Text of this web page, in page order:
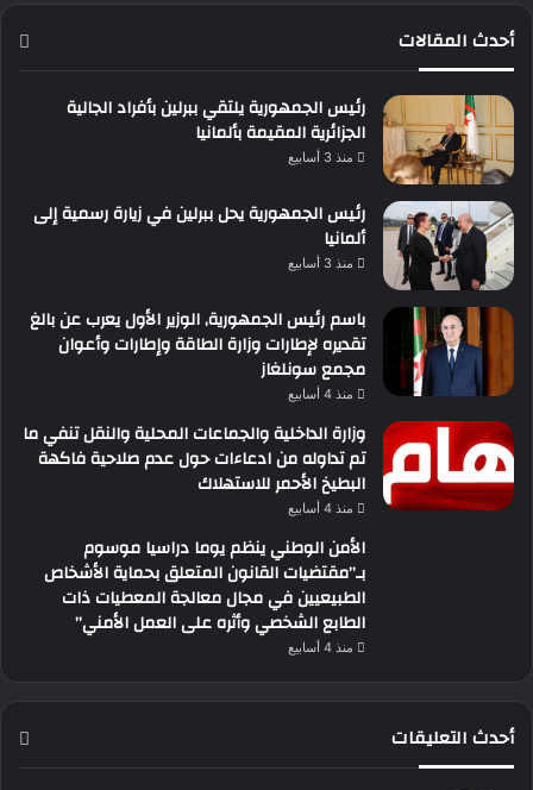
أحدث المقالات
رئيس الجمهورية يلتقي ببرلين بأفراد الجالية
الجزائرية المقيمة بألمانيا
منذ 3 أسابيع
رئيس الجمهورية يحل ببرلين في زيارة رسمية إلى
ألمانيا
منذ 3 أسابيع
باسم رئيس الجمهورية, الوزير الأول يعرب عن بالغ
تقديره لإطارات وزارة الطاقة وإطارات وأعوان
مجمع سونلغاز
منذ 4 أسابيع
وزارة الداخلية والجماعات المحلية والنقل تنفي ما
تم تداوله من ادعاءات حول عدم صلاحية فاكهة
البطيخ الأحمر للاستهلاك
منذ 4 أسابيع
الأمن الوطني ينظم يوما دراسيا موسوم
بـ”مقتضيات القانون المتعلق بحماية الأشخاص
الطبيعيين في مجال معالجة المعطيات ذات
الطابع الشخصي وأثره على العمل الأمني”
منذ 4 أسابيع
أحدث التعليقات